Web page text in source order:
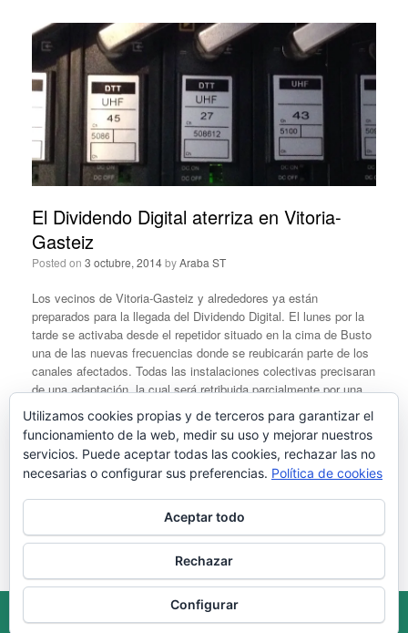
El Dividendo Digital aterriza en Vitoria-
Gasteiz
Posted on 3 octubre, 2014byAraba ST
Los vecinos de Vitoria-Gasteiz y alrededores ya están
preparados para la llegada del Dividendo Digital. El lunes por la
tarde se activaba desde el repetidor situado en la cima de Busto
una de las nuevas frecuencias donde se reubicarán parte de los
canales afectados. Todas las instalaciones colectivas precisaran
de una adaptación, la cual será retribuida parcialmente por una
ayuda del Gobierno.
Continúa leyendo
Utilizamos cookies propias y de terceros para garantizar el
funcionamiento de la web, medir su uso y mejorar nuestros
servicios. Puede aceptar todas las cookies, rechazar las no
necesarias o configurar sus preferencias. Política de cookies
Aceptar todo
Rechazar
Configurar